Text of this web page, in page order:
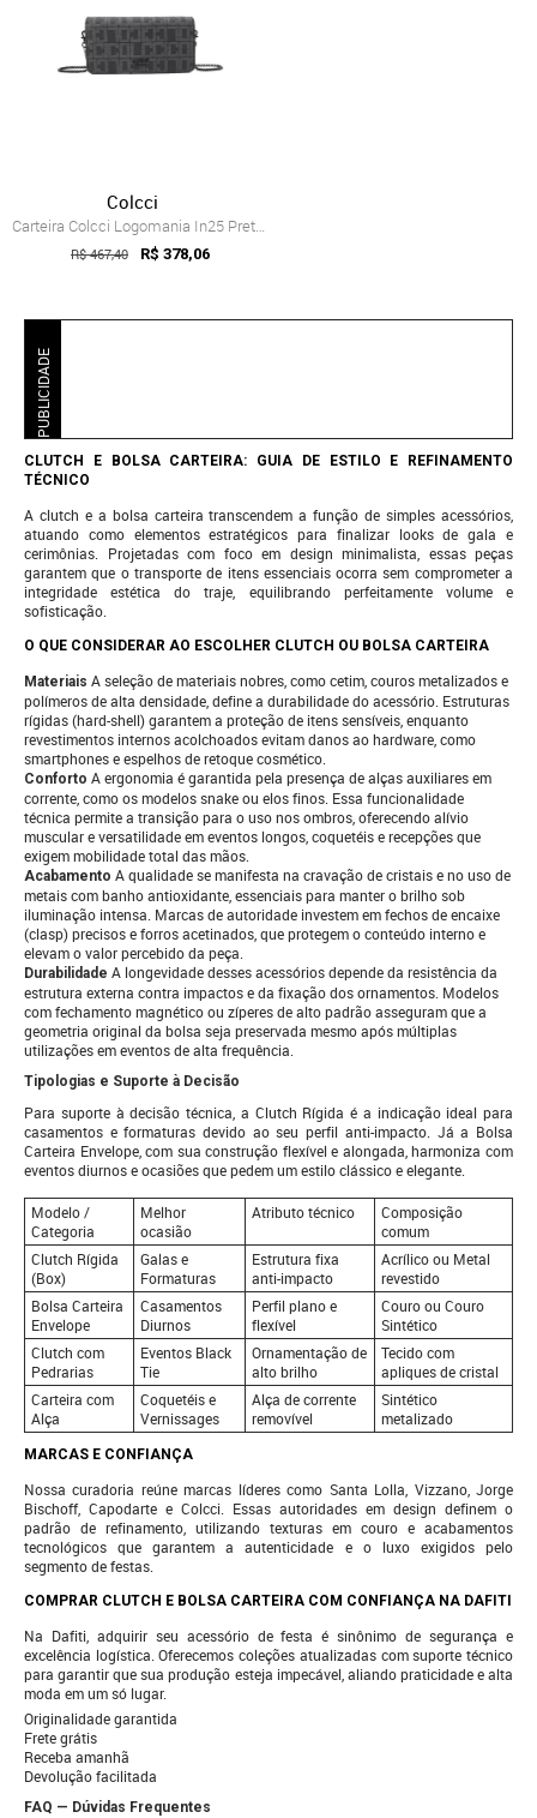
Colcci
Carteira Colcci Logomania In25 Preto Feminino
R$ 467,40 R$ 378,06
PUBLICIDADE
CLUTCH E BOLSA CARTEIRA: GUIA DE ESTILO E REFINAMENTO
TÉCNICO
A clutch e a bolsa carteira transcendem a função de simples acessórios,
atuando como elementos estratégicos para finalizar looks de gala e
cerimônias. Projetadas com foco em design minimalista, essas peças
garantem que o transporte de itens essenciais ocorra sem comprometer a
integridade estética do traje, equilibrando perfeitamente volume e
sofisticação.
O QUE CONSIDERAR AO ESCOLHER CLUTCH OU BOLSA CARTEIRA
Materiais A seleção de materiais nobres, como cetim, couros metalizados e
polímeros de alta densidade, define a durabilidade do acessório. Estruturas
rígidas (hard-shell) garantem a proteção de itens sensíveis, enquanto
revestimentos internos acolchoados evitam danos ao hardware, como
smartphones e espelhos de retoque cosmético.
Conforto A ergonomia é garantida pela presença de alças auxiliares em
corrente, como os modelos snake ou elos finos. Essa funcionalidade
técnica permite a transição para o uso nos ombros, oferecendo alívio
muscular e versatilidade em eventos longos, coquetéis e recepções que
exigem mobilidade total das mãos.
Acabamento A qualidade se manifesta na cravação de cristais e no uso de
metais com banho antioxidante, essenciais para manter o brilho sob
iluminação intensa. Marcas de autoridade investem em fechos de encaixe
(clasp) precisos e forros acetinados, que protegem o conteúdo interno e
elevam o valor percebido da peça.
Durabilidade A longevidade desses acessórios depende da resistência da
estrutura externa contra impactos e da fixação dos ornamentos. Modelos
com fechamento magnético ou zíperes de alto padrão asseguram que a
geometria original da bolsa seja preservada mesmo após múltiplas
utilizações em eventos de alta frequência.
Tipologias e Suporte à Decisão
Para suporte à decisão técnica, a Clutch Rígida é a indicação ideal para
casamentos e formaturas devido ao seu perfil anti-impacto. Já a Bolsa
Carteira Envelope, com sua construção flexível e alongada, harmoniza com
eventos diurnos e ocasiões que pedem um estilo clássico e elegante.
Modelo /
Categoria
Melhor
ocasião
Atributo técnico
Composição
comum
Clutch Rígida
(Box)
Galas e
Formaturas
Estrutura fixa
anti-impacto
Acrílico ou Metal
revestido
Bolsa Carteira
Envelope
Casamentos
Diurnos
Perfil plano e
flexível
Couro ou Couro
Sintético
Clutch com
Pedrarias
Eventos Black
Tie
Ornamentação de
alto brilho
Tecido com
apliques de cristal
Carteira com
Alça
Coquetéis e
Vernissages
Alça de corrente
removível
Sintético
metalizado
MARCAS E CONFIANÇA
Nossa curadoria reúne marcas líderes como Santa Lolla, Vizzano, Jorge
Bischoff, Capodarte e Colcci. Essas autoridades em design definem o
padrão de refinamento, utilizando texturas em couro e acabamentos
tecnológicos que garantem a autenticidade e o luxo exigidos pelo
segmento de festas.
COMPRAR CLUTCH E BOLSA CARTEIRA COM CONFIANÇA NA DAFITI
Na Dafiti, adquirir seu acessório de festa é sinônimo de segurança e
excelência logística. Oferecemos coleções atualizadas com suporte técnico
para garantir que sua produção esteja impecável, aliando praticidade e alta
moda em um só lugar.
Originalidade garantida
Frete grátis
Receba amanhã
Devolução facilitada
FAQ — Dúvidas Frequentes